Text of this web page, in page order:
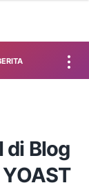
di Blog